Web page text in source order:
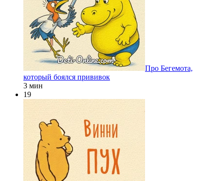
Про Бегемота,
который боялся прививок
3 мин
19